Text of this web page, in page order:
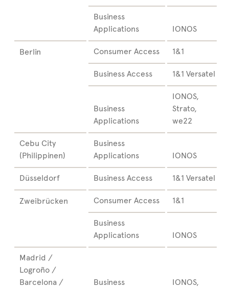
Business
Applications
IONOS
Berlin Consumer Access 1&1
Business Access 1&1 Versatel
Business
Applications
IONOS,
Strato,
we22
Cebu City
(Philippinen)
Business
Applications
IONOS
Düsseldorf Business Access 1&1 Versatel
Zweibrücken Consumer Access 1&1
Business
Applications
IONOS
Madrid /
Logroño /
Barcelona /
Business
IONOS,